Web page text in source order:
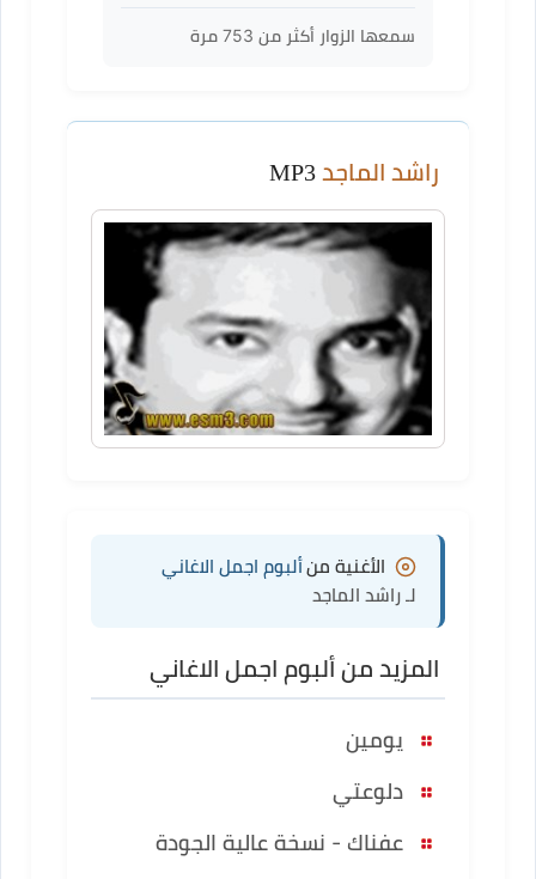
سمعها الزوار أكثر من 753 مرة
راشد الماجد
الأغنية منألبوم اجمل الاغاني
لـ راشد الماجد
المزيد من ألبوم اجمل الاغاني
يومين
دلوعتي
عفناك - نسخة عالية الجودة